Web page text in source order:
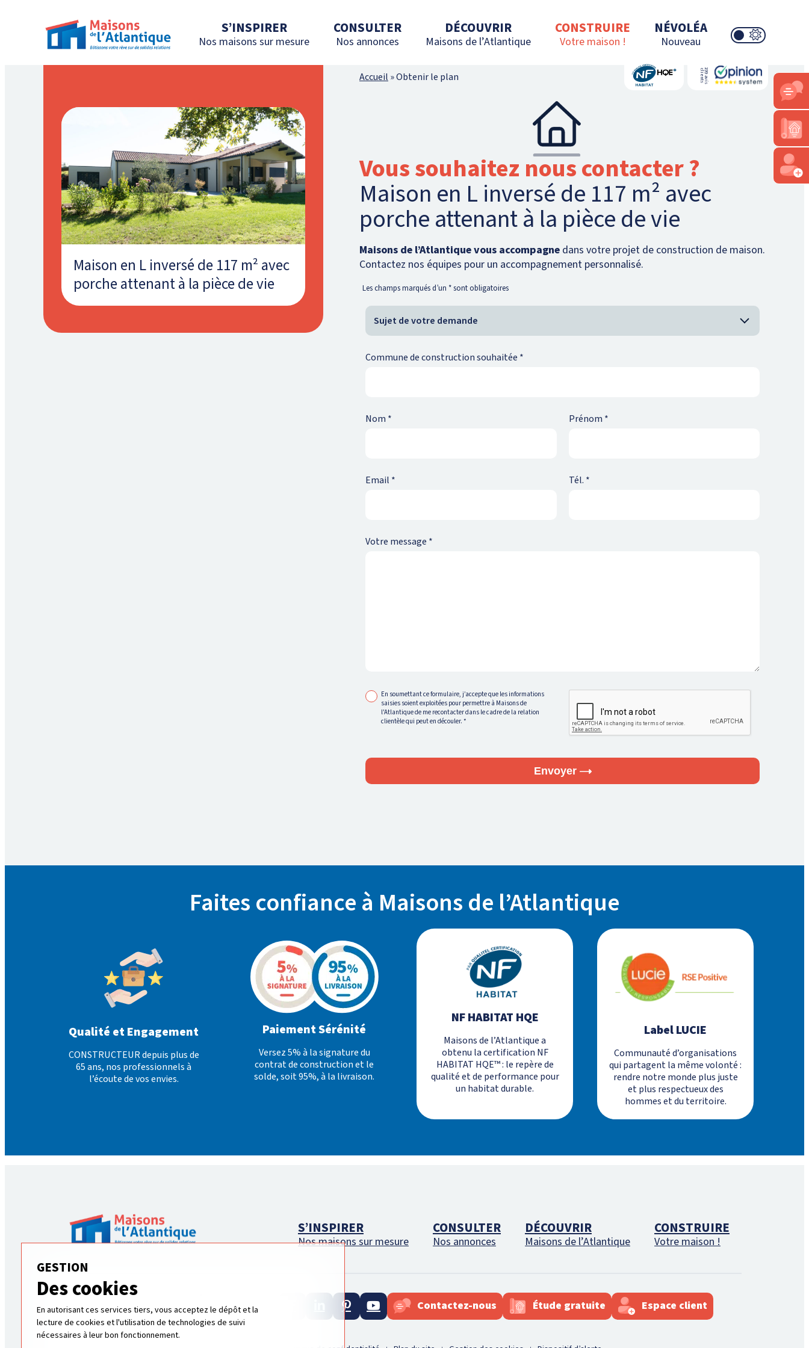
S’INSPIRER
Nos maisons sur mesure
CONSULTER
Nos annonces
DÉCOUVRIR
Maisons de l’Atlantique
CONSTRUIRE
Votre maison !
NÉVOLÉA
Nouveau
1
99
a
v
i
s
c
l
i
e
n
t
s
Maison en L inversé de 117 m² avec
porche attenant à la pièce de vie
Accueil »Obtenir le plan
Vous souhaitez nous contacter ?
Maison en L inversé de 117 m² avec
porche attenant à la pièce de vie
Maisons de l’Atlantique vous accompagne dans votre projet de construction de maison.
Contactez nos équipes pour un accompagnement personnalisé.
Les champs marqués d’un *sont obligatoires
Commune de construction souhaitée *
Nom * Prénom *
Email * Tél. *
Votre message *
En soumettant ce formulaire, j’accepte que les informations
saisies soient exploitées pour permettre à Maisons de
l'Atlantique de me recontacter dans le cadre de la relation
clientèle qui peut en découler.*
Envoyer
Faites confiance à Maisons de l’Atlantique
Qualité et Engagement
CONSTRUCTEUR depuis plus de
65 ans, nos professionnels à
l’écoute de vos envies.
Paiement Sérénité
Versez 5% à la signature du
contrat de construction et le
solde, soit 95%, à la livraison.
NF HABITAT HQE
Maisons de l’Atlantique a
obtenu la certification NF
HABITAT HQE™ : le repère de
qualité et de performance pour
un habitat durable.
Label LUCIE
Communauté d’organisations
qui partagent la même volonté :
rendre notre monde plus juste
et plus respectueux des
hommes et du territoire.
S’INSPIRER
Nos maisons sur mesure
CONSULTER
Nos annonces
DÉCOUVRIR
Maisons de l’Atlantique
CONSTRUIRE
Votre maison !
Suivez-nous sur nos réseaux sociaux
et recevez les dernières nouvelles !
Contactez-nous Étude gratuite Espace client
GESTION
Des cookies
En autorisant ces services tiers, vous acceptez le dépôt et la
lecture de cookies et l'utilisation de technologies de suivi
nécessaires à leur bon fonctionnement.